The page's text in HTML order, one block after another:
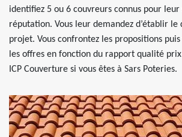
identifiez 5 ou 6 couvreurs connus pour
réputation. Vous leur demandez d’établir
projet. Vous confrontez les propositions
les offres en fonction du rapport qualité
ICP Couverture si vous êtes à Sars Poteries.